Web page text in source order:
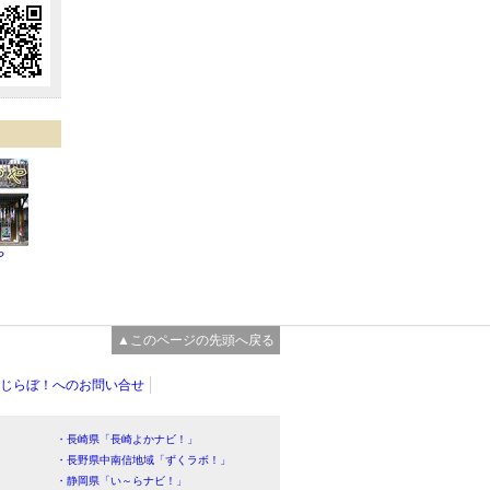
▲このページの先頭へ戻る
らぼ！へのお問い合せ
・長崎県「長崎よかナビ！」
・長野県中南信地域「ずくラボ！」
・静岡県「い～らナビ！」